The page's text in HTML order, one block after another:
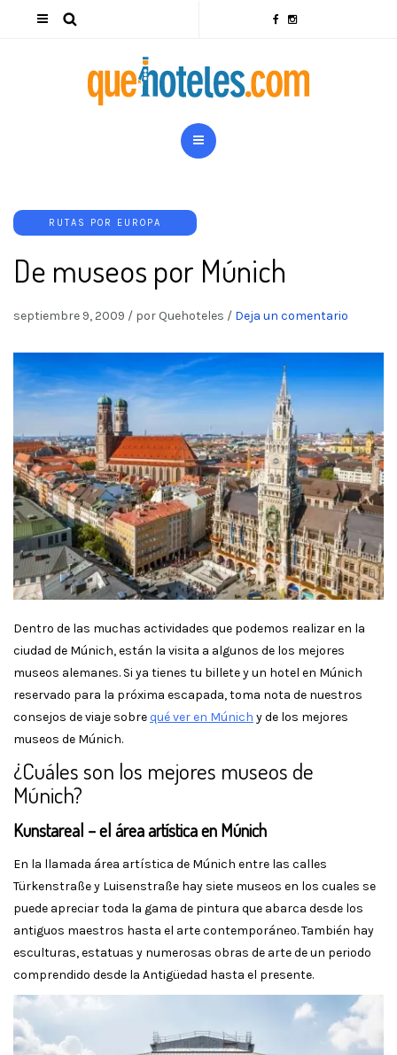
RUTAS POR EUROPA
De museos por Múnich
septiembre 9, 2009 / por Quehoteles / Deja un comentario
Dentro de las muchas actividades que podemos realizar en la
ciudad de Múnich, están la visita a algunos de los mejores
museos alemanes. Si ya tienes tu billete y un hotel en Múnich
reservado para la próxima escapada, toma nota de nuestros
consejos de viaje sobre qué ver en Múnich y de los mejores
museos de Múnich.
¿Cuáles son los mejores museos de
Múnich?
Kunstareal – el área artística en Múnich
En la llamada área artística de Múnich entre las calles
Türkenstraße y Luisenstraße hay siete museos en los cuales se
puede apreciar toda la gama de pintura que abarca desde los
antiguos maestros hasta el arte contemporáneo. También hay
esculturas, estatuas y numerosas obras de arte de un periodo
comprendido desde la Antigüedad hasta el presente.